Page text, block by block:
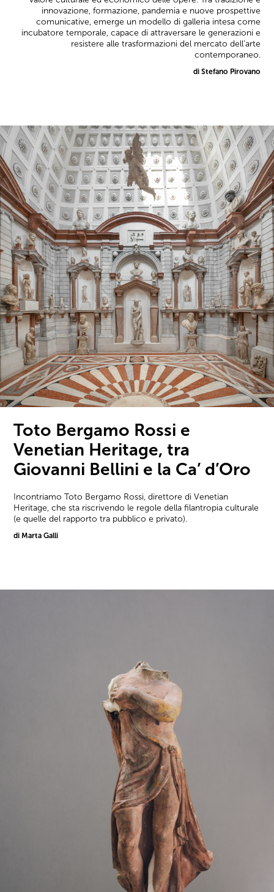
innovazione, formazione, pandemia e nuove prospettive
comunicative, emerge un modello di galleria intesa come
incubatore temporale, capace di attraversare le generazioni e
resistere alle trasformazioni del mercato dell’arte
contemporaneo.
di Stefano Pirovano
Toto Bergamo Rossi e
Venetian Heritage, tra
Giovanni Bellini e la Ca’ d’Oro
Incontriamo Toto Bergamo Rossi, direttore di Venetian
Heritage, che sta riscrivendo le regole della filantropia culturale
(e quelle del rapporto tra pubblico e privato).
di Marta Galli